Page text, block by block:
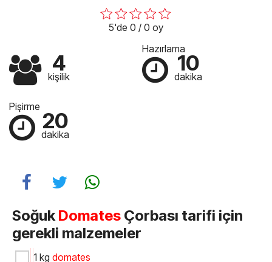
5'de 0 / 0 oy
4
kişilik
Hazırlama
10
dakika
Pişirme
20
dakika
SoğukDomates Çorbası tarifi için
gerekli malzemeler
1 kg domates